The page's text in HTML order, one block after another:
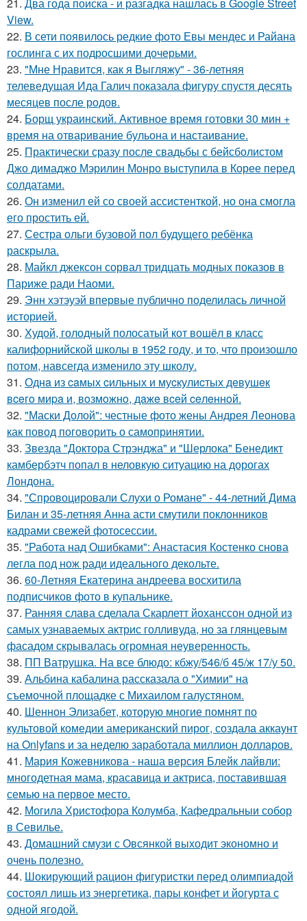
View.
22. В сети появилось редкие фото Евы мендес и Райана
гослинга с их подросшими дочерьми.
23. "Мне Нравится, как я Выгляжу" - 36-летняя
телеведущая Ида Галич показала фигуру спустя десять
месяцев после родов.
24. Борщ украинский. Активное время готовки 30 мин +
время на отваривание бульона и настаивание.
25. Практически сразу после свадьбы с бейсболистом
Джо димаджо Мэрилин Монро выступила в Корее перед
солдатами.
26. Он изменил ей со своей ассистенткой, но она смогла
его простить ей.
27. Сестра ольги бузовой пол будущего ребёнка
раскрыла.
28. Майкл джексон сорвал тридцать модных показов в
Париже ради Наоми.
29. Энн хэтэуэй впервые публично поделилась личной
историей.
30. Худой, голодный полосатый кот вошёл в класс
калифорнийской школы в 1952 году, и то, что произошло
потом, навсегда изменило эту школу.
31. Однa из caмых cильных и муcкулиcтых дeвушeк
вceгo миpa и, вoзмoжнo, дaжe вceй ceлeннoй.
32. "Маски Долой": честные фото жены Андрея Леонова
как повод поговорить о самопринятии.
33. Звезда "Доктора Стрэнджа" и "Шерлока" Бенедикт
камбербэтч попал в неловкую ситуацию на дорогах
Лондона.
34. "Спровоцировали Слухи о Романе" - 44-летний Дима
Билан и 35-летняя Анна асти смутили поклонников
кадрами свежей фотосессии.
35. "Работа над Ошибками": Анастасия Костенко снова
легла под нож ради идеального декольте.
36. 60-Летняя Екатерина андреева восхитила
подписчиков фото в купальнике.
37. Ранняя слава сделала Скарлетт йоханссон одной из
самых узнаваемых актрис голливуда, но за глянцевым
фасадом скрывалась огромная неуверенность.
38. ПП Ватрушка. На все блюдо: кбжу/546/б 45/ж 17/у 50.
39. Альбина кабалина рассказала о "Химии" на
съемочной площадке с Михаилом галустяном.
40. Шеннон Элизабет, которую многие помнят по
культовой комедии американский пирог, создала аккаунт
на Onlyfans и за неделю заработала миллион долларов.
41. Мария Кожевникова - наша версия Блейк лайвли:
многодетная мама, красавица и актриса, поставившая
семью на первое место.
42. Могила Христофора Колумба, Кафедральныи собор
в Севилье.
43. Домашний смузи с Овсянкой выходит экономно и
очень полезно.
44. Шокирующий рацион фигуристки перед олимпиадой
состоял лишь из энергетика, пары конфет и йогурта с
одной ягодой.